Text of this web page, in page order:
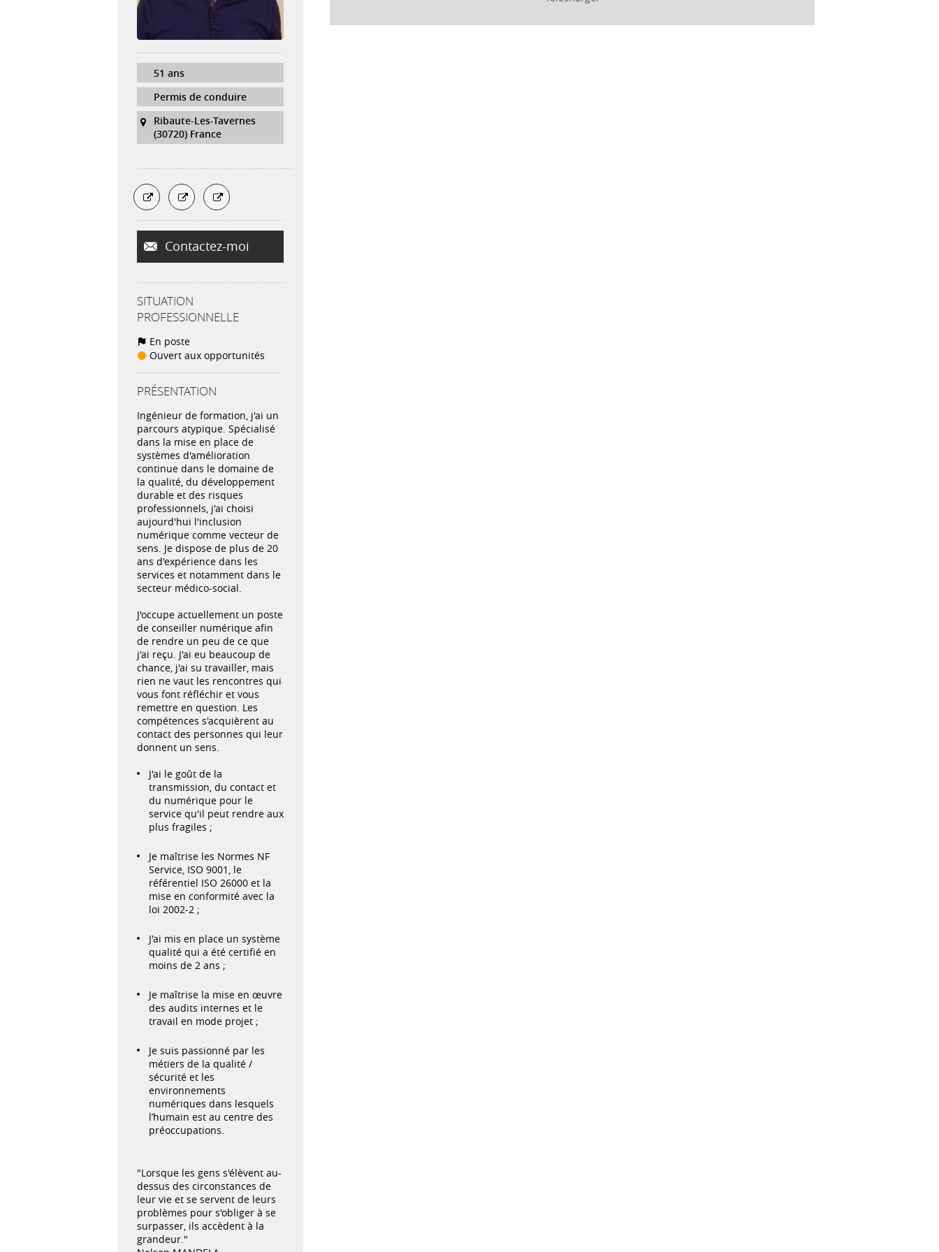
51 ans
Permis de conduire
Ribaute-Les-Tavernes
(30720) France
Contactez-moi
SITUATION
PROFESSIONNELLE
En poste
Ouvert aux opportunités
PRÉSENTATION
Ingénieur de formation, j'ai un
parcours atypique. Spécialisé
dans la mise en place de
systèmes d'amélioration
continue dans le domaine de
la qualité, du développement
durable et des risques
professionnels, j'ai choisi
aujourd'hui l'inclusion
numérique comme vecteur de
sens. Je dispose de plus de 20
ans d'expérience dans les
services et notamment dans le
secteur médico-social.
J'occupe actuellement un poste
de conseiller numérique afin
de rendre un peu de ce que
j'ai reçu. J'ai eu beaucoup de
chance, j'ai su travailler, mais
rien ne vaut les rencontres qui
vous font réfléchir et vous
remettre en question. Les
compétences s'acquièrent au
contact des personnes qui leur
donnent un sens.
J'ai le goût de la
transmission, du contact et
du numérique pour le
service qu'il peut rendre aux
plus fragiles ;
Je maîtrise les Normes NF
Service, ISO 9001, le
référentiel ISO 26000 et la
mise en conformité avec la
loi 2002-2 ;
J'ai mis en place un système
qualité qui a été certifié en
moins de 2 ans ;
Je maîtrise la mise en œuvre
des audits internes et le
travail en mode projet ;
Je suis passionné par les
métiers de la qualité /
sécurité et les
environnements
numériques dans lesquels
l’humain est au centre des
préoccupations.
"Lorsque les gens s'élèvent au-
dessus des circonstances de
leur vie et se servent de leurs
problèmes pour s'obliger à se
surpasser, ils accèdent à la
grandeur."